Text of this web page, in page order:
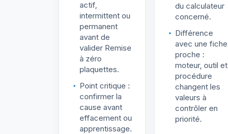
actif,
intermittent ou
permanent
avant de
valider Remise
à zéro
plaquettes.
Point critique :
confirmer la
cause avant
effacement ou
apprentissage.
du calculateur
concerné.
Différence
avec une fiche
proche :
moteur, outil et
procédure
changent les
valeurs à
contrôler en
priorité.